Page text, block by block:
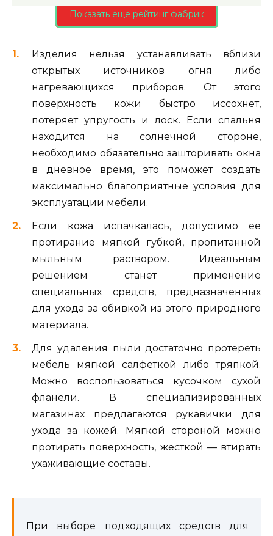
Показать еще рейтинг фабрик
Изделия нельзя устанавливать вблизи
открытых источников огня либо
нагревающихся приборов. От этого
поверхность кожи быстро иссохнет,
потеряет упругость и лоск. Если спальня
находится на солнечной стороне,
необходимо обязательно зашторивать окна
в дневное время, это поможет создать
максимально благоприятные условия для
эксплуатации мебели.
Если кожа испачкалась, допустимо ее
протирание мягкой губкой, пропитанной
мыльным раствором. Идеальным
решением станет применение
специальных средств, предназначенных
для ухода за обивкой из этого природного
материала.
Для удаления пыли достаточно протереть
мебель мягкой салфеткой либо тряпкой.
Можно воспользоваться кусочком сухой
фланели. В специализированных
магазинах предлагаются рукавички для
ухода за кожей. Мягкой стороной можно
протирать поверхность, жесткой — втирать
ухаживающие составы.
При выборе подходящих средств для